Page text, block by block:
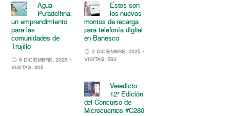
Agua
Puradelfina:
un emprendimiento
para las
comunidades de
Trujillo
8 DICIEMBRE, 2025 •
VISITAS: 605
Estos son
los nuevos
montos de recarga
para telefonía digital
en Banesco
2 DICIEMBRE, 2025 •
VISITAS: 592
Veredicto
12° Edición
del Concurso de
Microcuentos #C280